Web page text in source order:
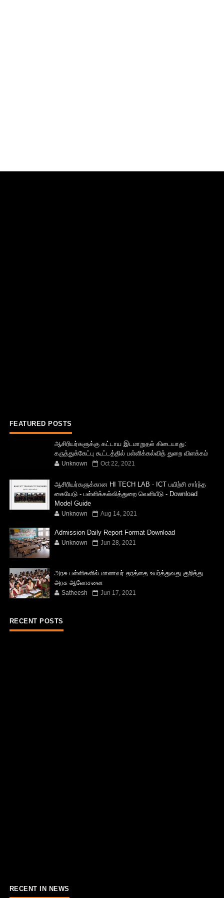
FEATURED POSTS
ஆசிரியர்களுக்கு கட்டாய இடமாறுதல் கிடையாது:
கருத்துக்கேட்பு கூட்டத்தில் பள்ளிக்கல்வித் துறை விளக்கம்
Unknown Oct 22, 2021
ஆசிரியர்களுக்கான HI TECH LAB - ICT பயிற்சி சார்ந்த
கையேடு - பள்ளிக்கல்வித்துறை வெளியீடு - Download
Model Guide
Unknown Aug 14, 2021
Admission Daily Report Format Download
Unknown Jun 28, 2021
அரசு பள்ளிகளில் மாணவர் தரத்தை உயர்த்துவது குறித்து
அரசு ஆலோசனை
Satheesh Jun 17, 2021
RECENT POSTS
RECENT IN NEWS